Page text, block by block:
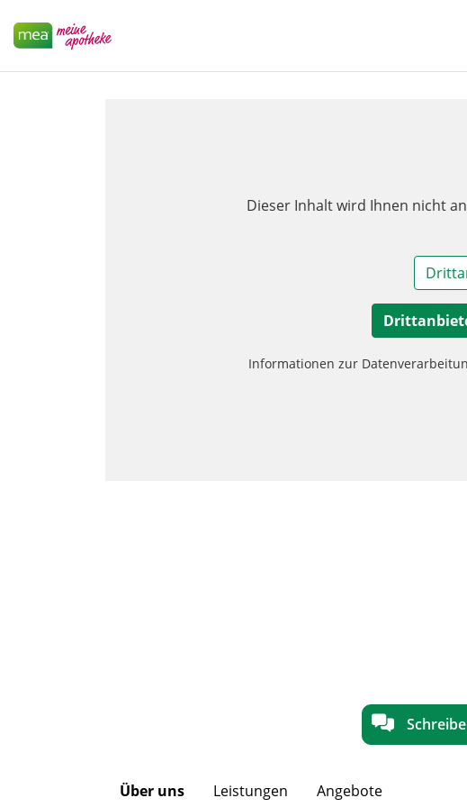
Dieser Inhalt wird Ihnen nicht
Informationen zur
Über uns Leistungen Angebote